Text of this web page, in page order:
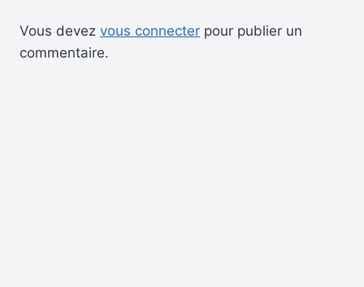
Vous devez vous connecter pour publier un
commentaire.